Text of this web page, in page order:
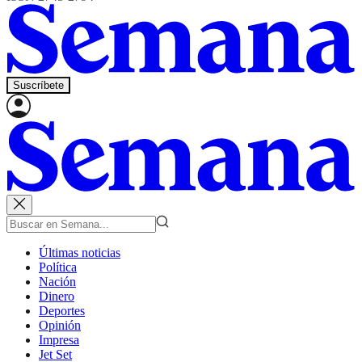
Suscríbete
Últimas noticias
Política
Nación
Dinero
Deportes
Opinión
Impresa
Jet Set